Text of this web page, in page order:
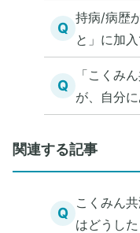
Q
持病/病歴
と」に加
Q
「こくみ
が、自分
を知る方
関連する記事
Q
こくみん
はどうし